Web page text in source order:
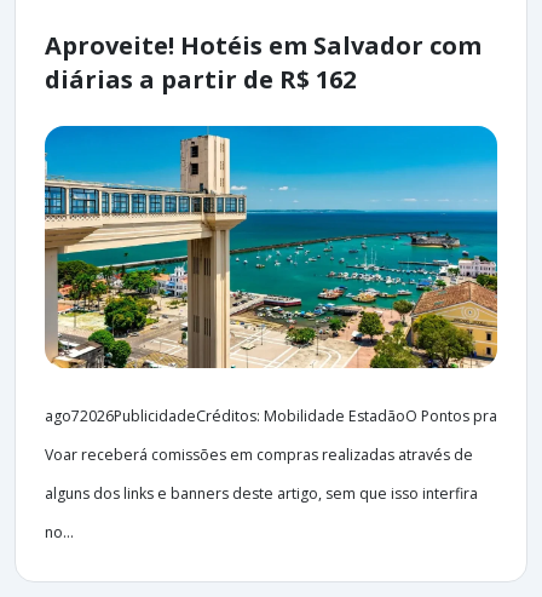
Aproveite! Hotéis em Salvador com
diárias a partir de R$ 162
ago72026PublicidadeCréditos: Mobilidade EstadãoO Pontos pra
Voar receberá comissões em compras realizadas através de
alguns dos links e banners deste artigo, sem que isso interfira
no...